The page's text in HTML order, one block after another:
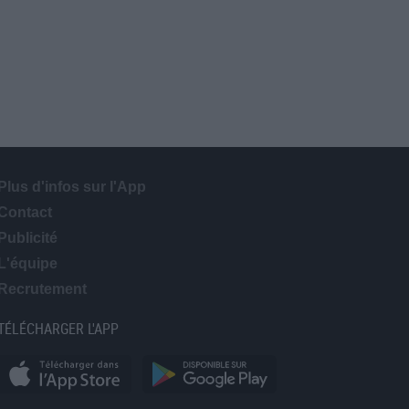
d'infos sur l'App
L'APP